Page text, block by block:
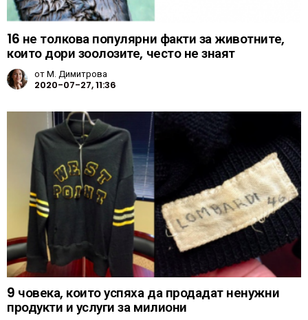
16 не толкова популярни факти за животните,
които дори зоолозите, често не знаят
отМ. Димитрова
2020-07-27, 11:36
9 човека, които успяха да продадат ненужни
продукти и услуги за милиони